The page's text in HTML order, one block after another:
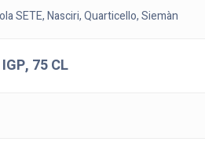
SETE, Nasciri, Quarticello, Siemàn
75 CL